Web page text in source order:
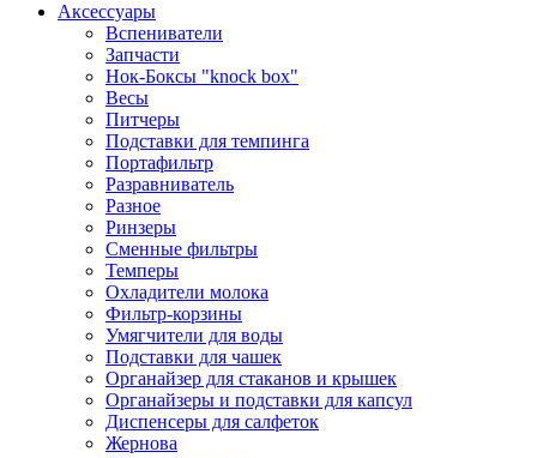
Аксессуары
Вспениватели
Запчасти
Нок-Боксы "knock box"
Весы
Питчеры
Подставки для темпинга
Портафильтр
Разравниватель
Разное
Ринзеры
Сменные фильтры
Темперы
Охладители молока
Фильтр-корзины
Умягчители для воды
Подставки для чашек
Органайзер для стаканов и крышек
Органайзеры и подставки для капсул
Диспенсеры для салфеток
Жернова